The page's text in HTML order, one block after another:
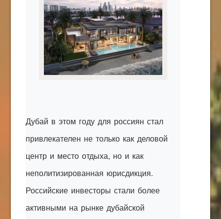
axin.ed@yandex.ru
yrikf40@gmail.com
Eltaro-Vrn.ru
@Edgarpo36
Дубай в этом году для россиян стал
привлекателен не только как деловой
центр и место отдыха, но и как
неполитизированная юрисдикция.
Российские инвесторы стали более
активными на рынке дубайской